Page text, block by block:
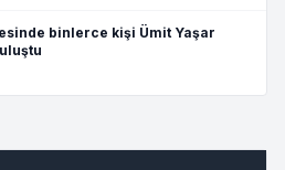
binlerce kişi Ümit Yaşar